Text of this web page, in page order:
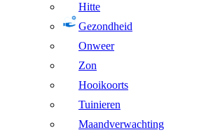
Hitte
Gezondheid
Onweer
Zon
Hooikoorts
Tuinieren
Maandverwachting